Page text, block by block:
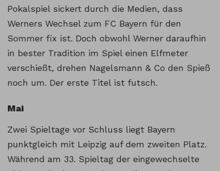
Pokalspiel sickert durch die Medien, dass
Werners Wechsel zum FC Bayern für den
Sommer fix ist. Doch obwohl Werner daraufhin
in bester Tradition im Spiel einen Elfmeter
verschießt, drehen Nagelsmann & Co den Spieß
noch um. Der erste Titel ist futsch.
Mai
Zwei Spieltage vor Schluss liegt Bayern
punktgleich mit Leipzig auf dem zweiten Platz.
Während am 33. Spieltag der eingewechselte